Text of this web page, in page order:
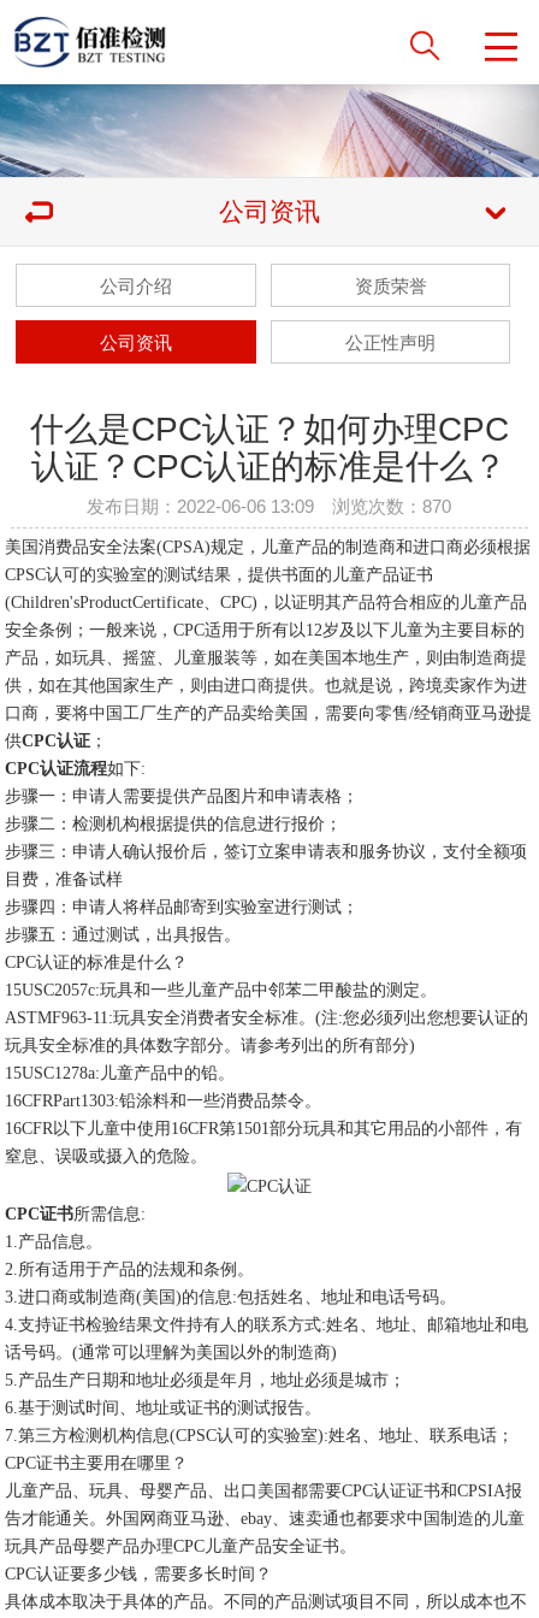
公司资讯
公司介绍 资质荣誉
公司资讯 公正性声明
什么是CPC认证？如何办理CPC
认证？CPC认证的标准是什么？
发布日期：2022-06-06 13:09 浏览次数：870
美国消费品安全法案(CPSA)规定，儿童产品的制造商和进口商必须根据
CPSC认可的实验室的测试结果，提供书面的儿童产品证书
(Children'sProductCertificate、CPC)，以证明其产品符合相应的儿童产品
安全条例；一般来说，CPC适用于所有以12岁及以下儿童为主要目标的
产品，如玩具、摇篮、儿童服装等，如在美国本地生产，则由制造商提
供，如在其他国家生产，则由进口商提供。也就是说，跨境卖家作为进
口商，要将中国工厂生产的产品卖给美国，需要向零售/经销商亚马逊提
供CPC认证 ；
CPC认证流程如下:
步骤一：申请人需要提供产品图片和申请表格；
步骤二：检测机构根据提供的信息进行报价；
步骤三：申请人确认报价后，签订立案申请表和服务协议，支付全额项
目费，准备试样
步骤四：申请人将样品邮寄到实验室进行测试；
步骤五：通过测试，出具报告。
CPC认证的标准是什么？
15USC2057c:玩具和一些儿童产品中邻苯二甲酸盐的测定。
ASTMF963-11:玩具安全消费者安全标准。(注:您必须列出您想要认证的
玩具安全标准的具体数字部分。请参考列出的所有部分)
15USC1278a:儿童产品中的铅。
16CFRPart1303:铅涂料和一些消费品禁令。
16CFR以下儿童中使用16CFR第1501部分玩具和其它用品的小部件，有
窒息、误吸或摄入的危险。
CPC证书所需信息:
1.产品信息。
2.所有适用于产品的法规和条例。
3.进口商或制造商(美国)的信息:包括姓名、地址和电话号码。
4.支持证书检验结果文件持有人的联系方式:姓名、地址、邮箱地址和电
话号码。(通常可以理解为美国以外的制造商)
5.产品生产日期和地址必须是年月，地址必须是城市；
6.基于测试时间、地址或证书的测试报告。
7.第三方检测机构信息(CPSC认可的实验室):姓名、地址、联系电话；
CPC证书主要用在哪里？
儿童产品、玩具、母婴产品、出口美国都需要CPC认证证书和CPSIA报
告才能通关。外国网商亚马逊、ebay、速卖通也都要求中国制造的儿童
玩具产品母婴产品办理CPC儿童产品安全证书。
CPC认证要多少钱，需要多长时间？
具体成本取决于具体的产品。不同的产品测试项目不同，所以成本也不